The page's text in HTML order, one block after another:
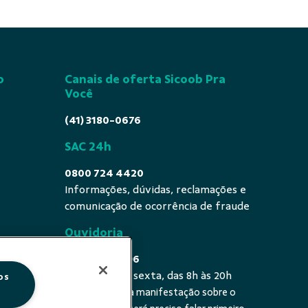
- De
Canais de oferta Sicoob Pra
Você
(41) 3180-0676
SAC 24h
0800 724 4420
Informações, dúvidas, reclamações e
comunicação de ocorrência de fraude
Ouvidoria
0800 725 0996
De segunda a sexta, das 8h às 20h
É a sua primeira manifestação sobre o